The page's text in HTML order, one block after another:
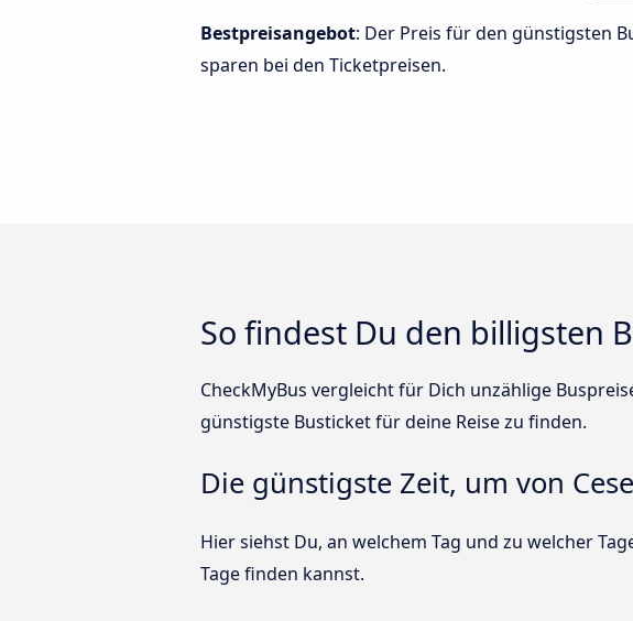
Bestpreisangebot: Der Preis für den günstigsten
sparen bei den Ticketpreisen.
So findest Du den billigsten
CheckMyBus vergleicht für Dich unzählige
günstigste Busticket für deine Reise zu finden.
Die günstigste Zeit, um von
Hier siehst Du, an welchem Tag und zu welcher
Tage finden kannst.